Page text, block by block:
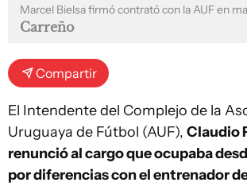
Marcel Bielsa firmó contrató con la AUF en
Carreño
Compartir
El Intendente del Complejo de la
Uruguaya de Fútbol (AUF), Claudio
renunció al cargo que ocupaba
por diferencias con el entrenador